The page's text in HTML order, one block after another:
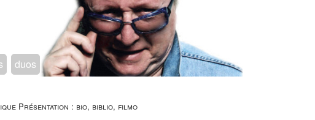
duos
Présentation : bio, biblio, filmo